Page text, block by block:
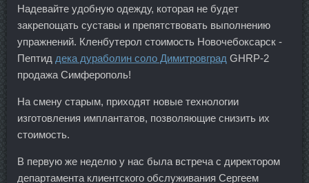
Надевайте удобную одежду, которая не будет
закрепощать суставы и препятствовать выполнению
упражнений. Кленбутерол стоимость Новочебоксарск -
Пептид дека дураболин соло Димитровград GHRP-2
продажа Симферополь!
На смену старым, приходят новые технологии
изготовления имплантатов, позволяющие снизить их
стоимость.
В первую же неделю у нас была встреча с директором
департамента клиентского обслуживания Сергеем